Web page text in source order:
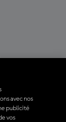
avec nos
publicité
vos